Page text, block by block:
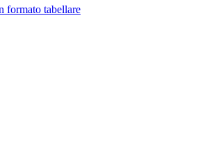
formato tabellare